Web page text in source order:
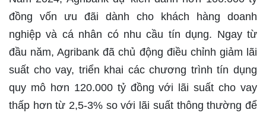
đồng vốn ưu đãi dành cho khách hàng doanh
nghiệp và cá nhân có nhu cầu tín dụng. Ngay từ
đầu năm, Agribank đã chủ động điều chỉnh giảm lãi
suất cho vay, triển khai các chương trình tín dụng
quy mô hơn 120.000 tỷ đồng với lãi suất cho vay
thấp hơn từ 2,5-3% so với lãi suất thông thường để